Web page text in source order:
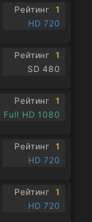
Рейтинг
1
HD 720
Рейтинг
1
SD 480
Рейтинг
1
Full HD 1080
Рейтинг
1
HD 720
Рейтинг
1
HD 720